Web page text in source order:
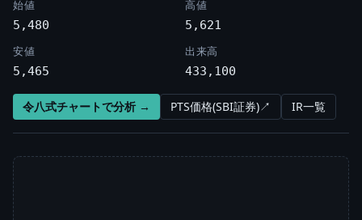
始値
5,480
高値
5,621
安値
5,465
出来高
433,100
令八式チャートで分析 → PTS価格(SBI証券)↗ IR一覧